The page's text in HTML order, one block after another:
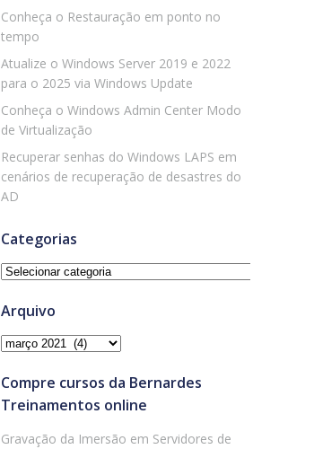
Conheça o Restauração em ponto no
tempo
Atualize o Windows Server 2019 e 2022
para o 2025 via Windows Update
Conheça o Windows Admin Center Modo
de Virtualização
Recuperar senhas do Windows LAPS em
cenários de recuperação de desastres do
AD
Categorias
Categorias
Arquivo
Arquivo
Compre cursos da Bernardes
Treinamentos online
Gravação da Imersão em Servidores de